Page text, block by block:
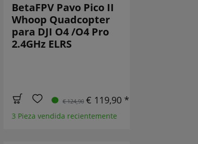
BetaFPV Pavo Pico II
Whoop Quadcopter
para DJI O4 /O4 Pro
2.4GHz ELRS
€ 124,90 € 119,90 *
3 Pieza vendida recientemente